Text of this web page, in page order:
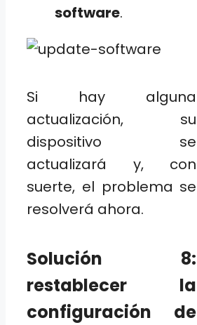
software.
Si hay alguna
actualización, su
dispositivo se
actualizará y, con
suerte, el problema se
resolverá ahora.
Solución 8:
restablecer la
configuración de